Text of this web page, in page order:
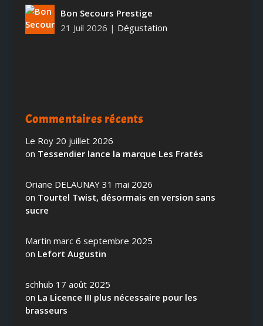
Bon Secours Prestige
21 Juil 2026 | Dégustation
Commentaires récents
Le Roy 20 juillet 2026
on Tessendier lance la marque Les Fratés
Oriane DELAUNAY 31 mai 2026
on Tourtel Twist, désormais en version sans
sucre
Martin marc 6 septembre 2025
on Lefort Augustin
schhub 17 août 2025
on La Licence III plus nécessaire pour les
brasseurs